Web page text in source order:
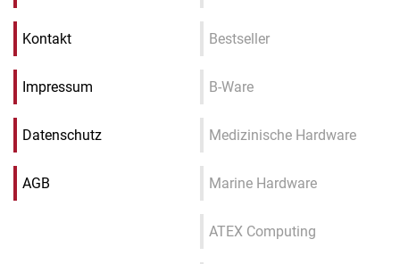
Kontakt
Impressum
Datenschutz
AGB
Bestseller
B-Ware
Medizinische Hardware
Marine Hardware
ATEX Computing